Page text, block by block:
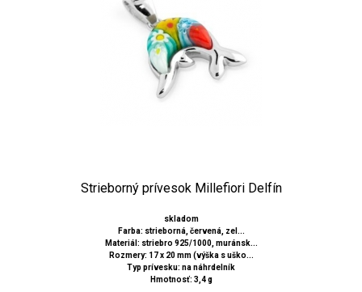
Strieborný prívesok Millefiori Delfín
skladom
Farba: strieborná, červená, zel...
Materiál: striebro 925/1000, muránsk...
Rozmery: 17 x 20 mm (výška s uško...
Typ prívesku: na náhrdelník
Hmotnosť: 3,4 g